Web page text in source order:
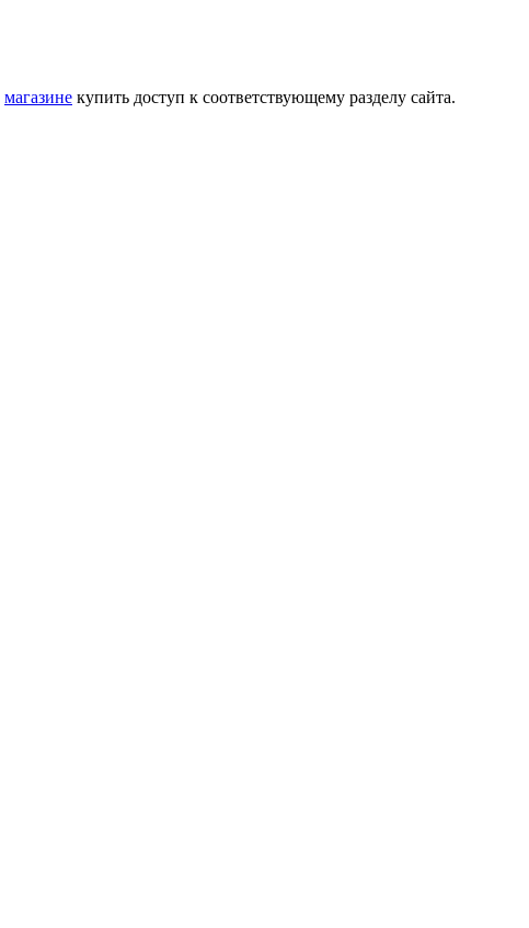
магазине купить доступ к соответствующему разделу сайта.